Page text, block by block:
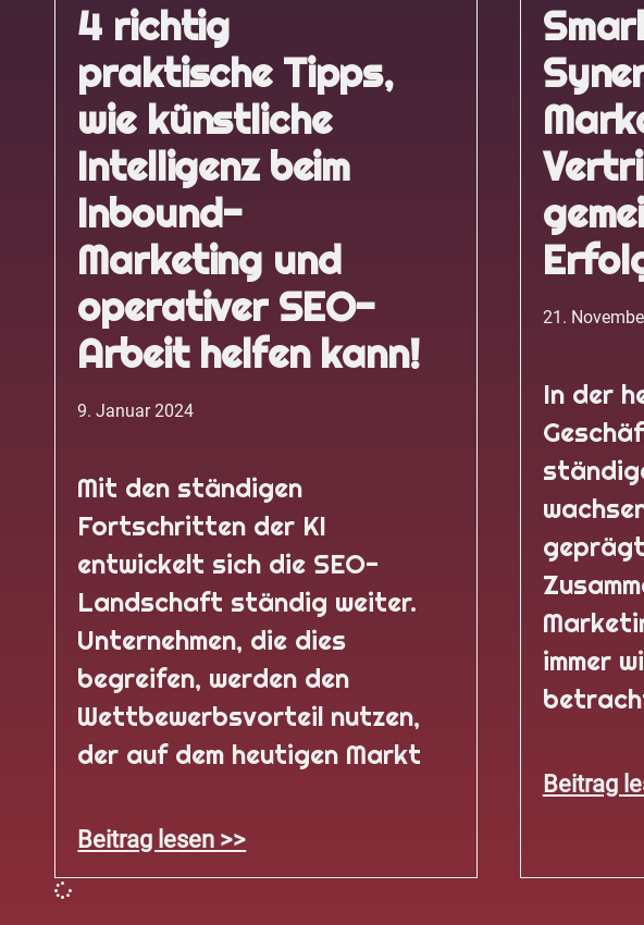
4 richtig
praktische Tipps,
wie künstliche
Intelligenz beim
Inbound-
Marketing und
operativer SEO-
Arbeit helfen kann!
9. Januar 2024
Mit den ständigen
Fortschritten der KI
entwickelt sich die SEO-
Landschaft ständig weiter.
Unternehmen, die dies
begreifen, werden den
Wettbewerbsvorteil nutzen,
der auf dem heutigen Markt
Beitrag lesen >>
21.
In der
immer
Beitrag